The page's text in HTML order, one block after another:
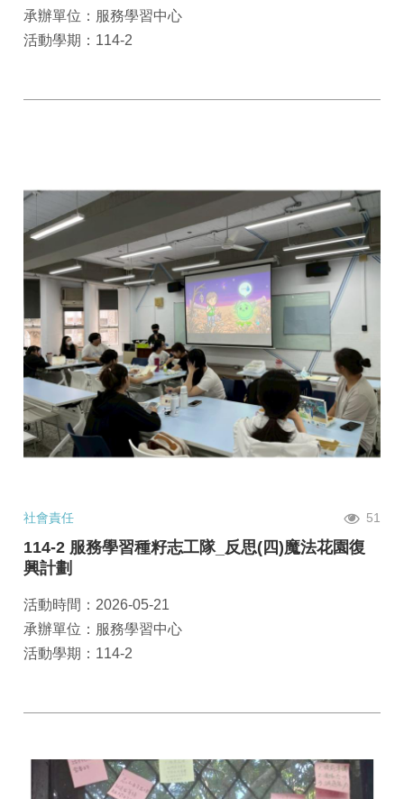
承辦單位：服務學習中心
活動學期：114-2
社會責任 51
114-2 服務學習種籽志工隊_反思(四)魔法花園復
興計劃
活動時間：2026-05-21
承辦單位：服務學習中心
活動學期：114-2